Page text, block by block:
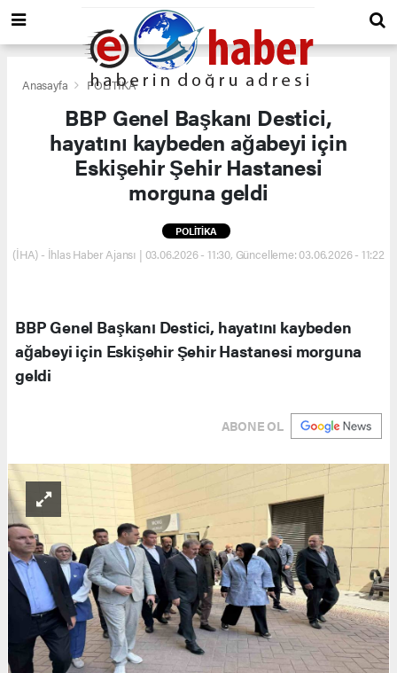
Anasayfa POLİTİKA
BBP Genel Başkanı Destici,
hayatını kaybeden ağabeyi için
Eskişehir Şehir Hastanesi
morguna geldi
POLİTİKA
(İHA) - İhlas Haber Ajansı | 03.06.2026 - 11:30, Güncelleme: 03.06.2026 - 11:22
BBP Genel Başkanı Destici, hayatını kaybeden
ağabeyi için Eskişehir Şehir Hastanesi morguna
geldi
ABONE OL